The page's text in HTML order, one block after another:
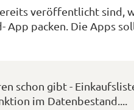
veröffentlicht sind,
App packen. Die Apps
schon gibt -
im Datenbestand....